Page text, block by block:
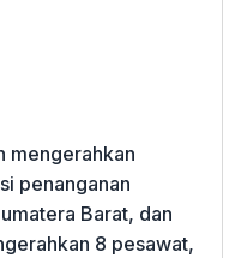
mengerahkan
penanganan
Barat, dan
8 pesawat,